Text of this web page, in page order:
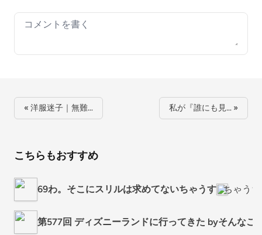
Your comment
« 洋服迷子｜無難… 私が『誰にも見… »
こちらもおすすめ
69わ。そこにスリルは求めてないちゃうす ちゃう
第577回 ディズニーランドに行ってきた byそんなこ